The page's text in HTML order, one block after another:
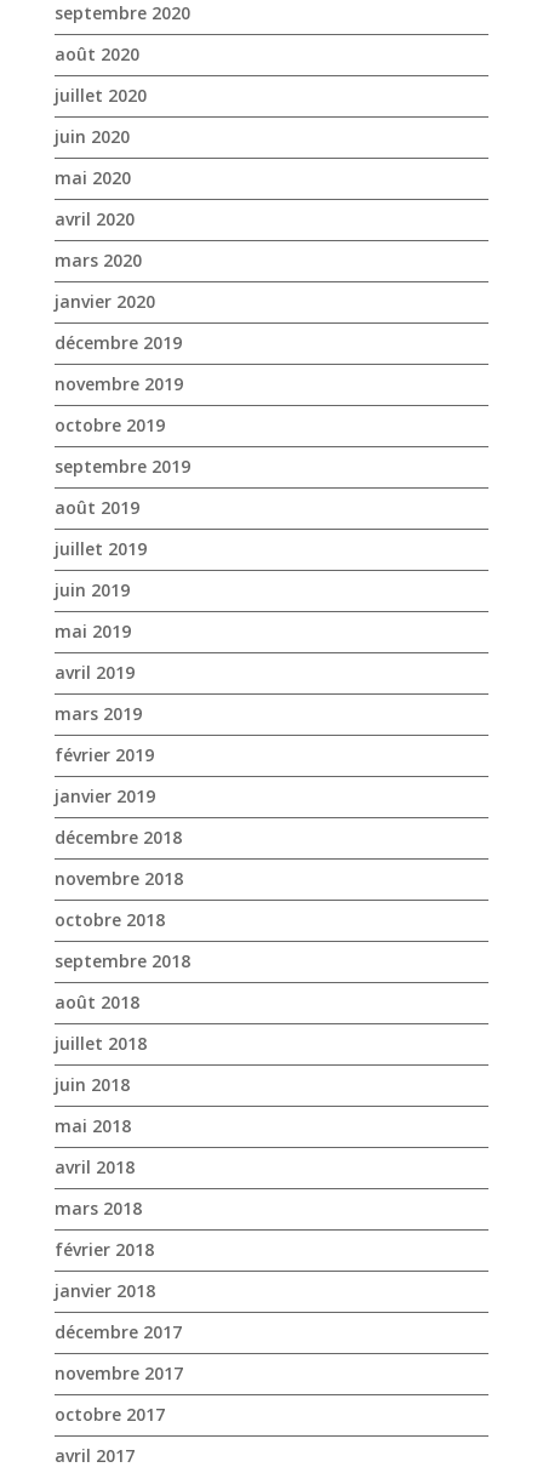
avril 2020
mars 2020
janvier 2020
décembre 2019
novembre 2019
octobre 2019
septembre 2019
août 2019
juillet 2019
juin 2019
mai 2019
avril 2019
mars 2019
février 2019
janvier 2019
décembre 2018
novembre 2018
octobre 2018
septembre 2018
août 2018
juillet 2018
juin 2018
mai 2018
avril 2018
mars 2018
février 2018
janvier 2018
décembre 2017
novembre 2017
octobre 2017
avril 2017